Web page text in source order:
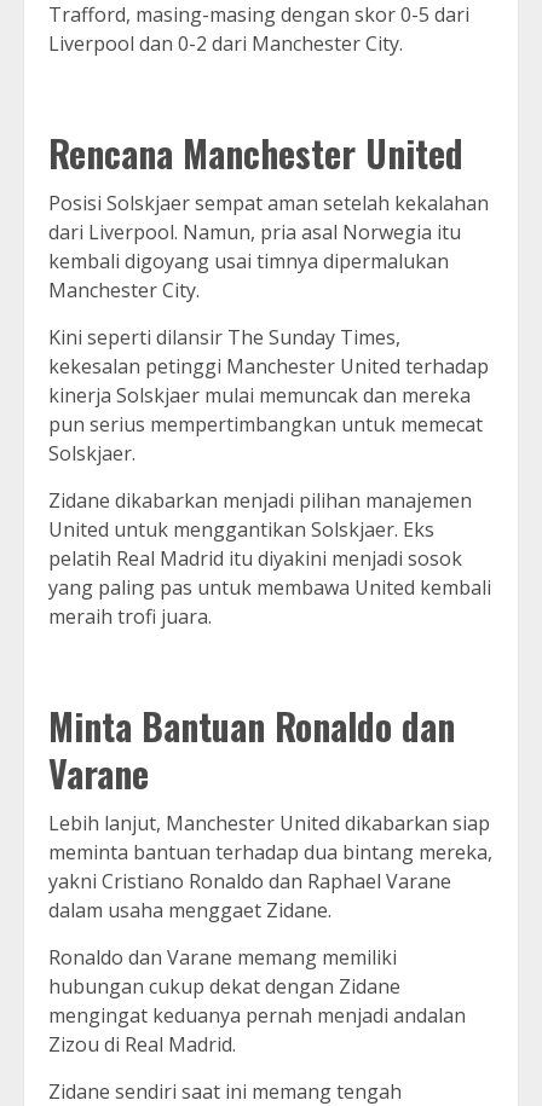
Trafford, masing-masing dengan skor 0-5 dari
Liverpool dan 0-2 dari Manchester City.
Rencana Manchester United
Posisi Solskjaer sempat aman setelah kekalahan
dari Liverpool. Namun, pria asal Norwegia itu
kembali digoyang usai timnya dipermalukan
Manchester City.
Kini seperti dilansir The Sunday Times,
kekesalan petinggi Manchester United terhadap
kinerja Solskjaer mulai memuncak dan mereka
pun serius mempertimbangkan untuk memecat
Solskjaer.
Zidane dikabarkan menjadi pilihan manajemen
United untuk menggantikan Solskjaer. Eks
pelatih Real Madrid itu diyakini menjadi sosok
yang paling pas untuk membawa United kembali
meraih trofi juara.
Minta Bantuan Ronaldo dan
Varane
Lebih lanjut, Manchester United dikabarkan siap
meminta bantuan terhadap dua bintang mereka,
yakni Cristiano Ronaldo dan Raphael Varane
dalam usaha menggaet Zidane.
Ronaldo dan Varane memang memiliki
hubungan cukup dekat dengan Zidane
mengingat keduanya pernah menjadi andalan
Zizou di Real Madrid.
Zidane sendiri saat ini memang tengah